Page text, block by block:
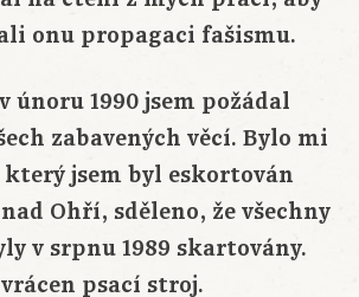
onu propagaci fašismu.
únoru 1990 jsem požádal
zabavených věcí. Bylo mi
jsem byl eskortován
Ohří, sděleno, že všechny
v srpnu 1989 skartovány.
psací stroj.